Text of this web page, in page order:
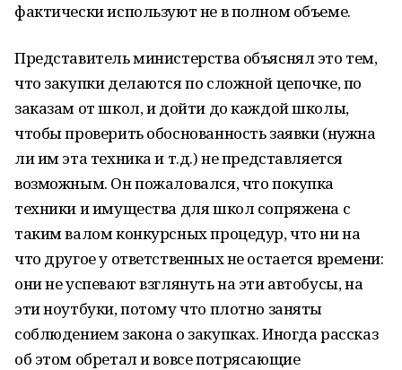
фактически используют не в полном объеме.
Представитель министерства объяснял это тем,
что закупки делаются по сложной цепочке, по
заказам от школ, и дойти до каждой школы,
чтобы проверить обоснованность заявки (нужна
ли им эта техника и т.д.) не представляется
возможным. Он пожаловался, что покупка
техники и имущества для школ сопряжена с
таким валом конкурсных процедур, что ни на
что другое у ответственных не остается времени:
они не успевают взглянуть на эти автобусы, на
эти ноутбуки, потому что плотно заняты
соблюдением закона о закупках. Иногда рассказ
об этом обретал и вовсе потрясающие